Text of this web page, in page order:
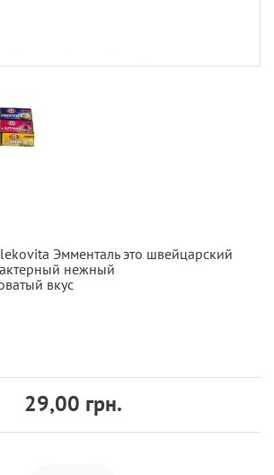
Эмменталь это швейцарский
нежный
вкус
29,00 грн.